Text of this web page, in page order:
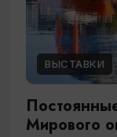
ВЫСТАВКИ
Мирового